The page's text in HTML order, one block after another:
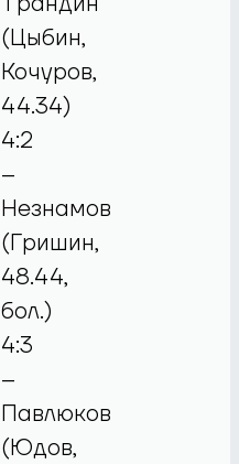
(Цыбин,
Кочуров,
44.34)
4:2
–
Незнамов
(Гришин,
48.44,
бол.)
4:3
–
Павлюков
(Юдов,